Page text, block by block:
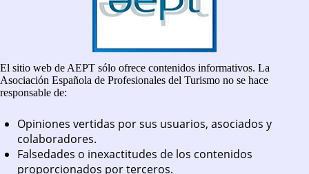
El sitio web de AEPT sólo ofrece contenidos informativos. La
Asociación Española de Profesionales del Turismo no se hace
responsable de:
Opiniones vertidas por sus usuarios, asociados y
colaboradores.
Falsedades o inexactitudes de los contenidos
proporcionados por terceros.